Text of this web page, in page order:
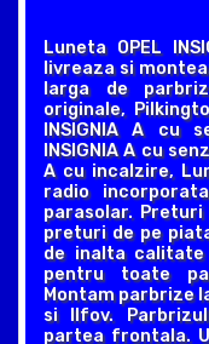
Luneta OPEL
livreaza si
larga de
originale,
INSIGNIA A cu
INSIGNIA A cu
A cu incalzire,
radio
parasolar.
preturi de pe
de inalta
pentru toate
Montam parbrize
si Ilfov.
partea frontala.